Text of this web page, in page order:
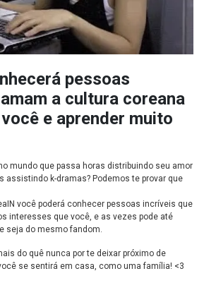
pessoas
a cultura coreana
e aprender muito
mundo que passa horas distribuindo seu amor
assistindo k-dramas? Podemos te provar que
você poderá conhecer pessoas incríveis que
interesses que você, e as vezes pode até
seja do mesmo fandom.
do quê nunca por te deixar próximo de
se sentirá em casa, como uma família! <3